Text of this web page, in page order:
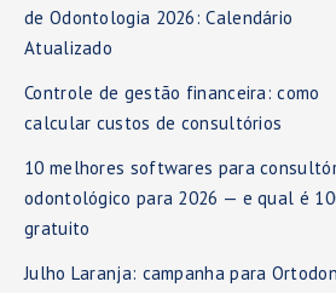
de Odontologia 2026: Calendário
Atualizado
Controle de gestão financeira: como
calcular custos de consultórios
10 melhores softwares para
odontológico para 2026 — e qual é
gratuito
Julho Laranja: campanha para